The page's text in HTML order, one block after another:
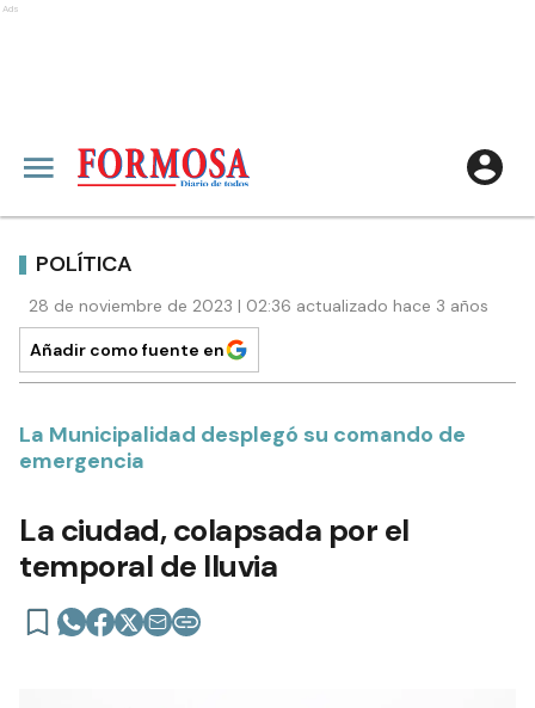
Ads
POLÍTICA
28 de noviembre de 2023 | 02:36 actualizado hace 3 años
Añadir como fuente en
La Municipalidad desplegó su comando de
emergencia
La ciudad, colapsada por el
temporal de lluvia